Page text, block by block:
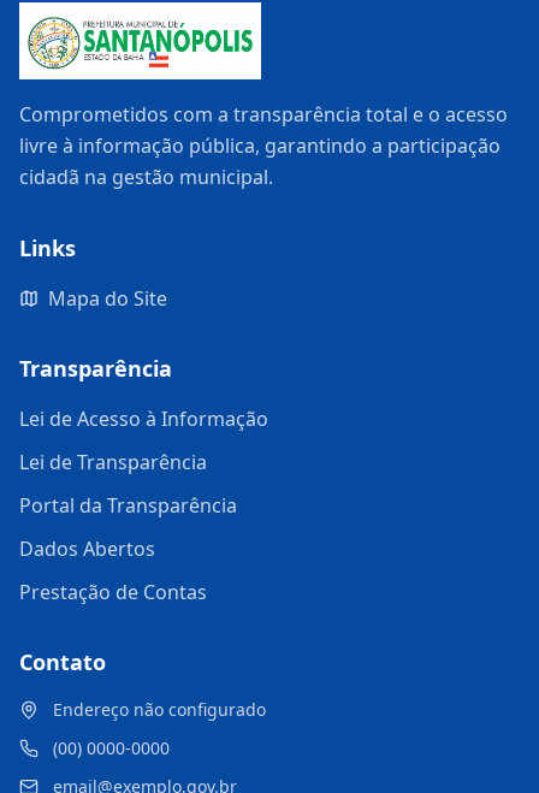
Comprometidos com a transparência total e o acesso
livre à informação pública, garantindo a participação
cidadã na gestão municipal.
Links
Mapa do Site
Transparência
Lei de Acesso à Informação
Lei de Transparência
Portal da Transparência
Dados Abertos
Prestação de Contas
Contato
Endereço não configurado
(00) 0000-0000
email@exemplo.gov.br